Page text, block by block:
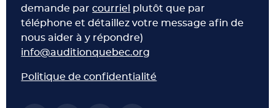
demande parcourriel plutôt que par
téléphone et détaillez votre message afin de
nous aider à y répondre)
info@auditionquebec.org
Politique de confidentialité